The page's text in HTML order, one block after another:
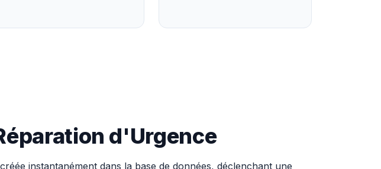
d'Urgence
instantanément dans la base de données, déclenchant une